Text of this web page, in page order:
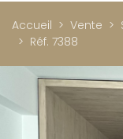
Accueil Vente
Réf. 7388